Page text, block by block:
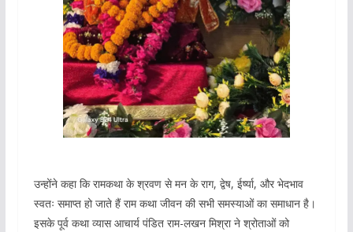
उन्होंने कहा कि रामकथा के श्रवण से मन के राग, द्वेष, ईर्ष्या, और भेदभाव
स्वतः समाप्त हो जाते हैं राम कथा जीवन की सभी समस्याओं का समाधान है।
इसके पूर्व कथा व्यास आचार्य पंडित राम-लखन मिश्रा ने श्रोताओं को